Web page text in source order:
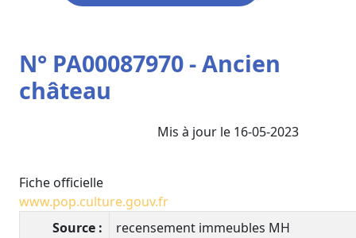
N° PA00087970 - Ancien
château
Mis à jour le 16-05-2023
Fiche officielle
www.pop.culture.gouv.fr
Source :
recensement immeubles MH